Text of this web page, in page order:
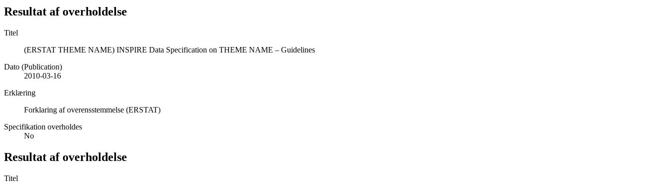
Resultat af overholdelse
Titel
(ERSTAT THEME NAME) INSPIRE Data Specification on THEME NAME – Guidelines
Dato (Publication)
2010-03-16
Erklæring
Forklaring af overensstemmelse (ERSTAT)
Specifikation overholdes
No
Resultat af overholdelse
Titel